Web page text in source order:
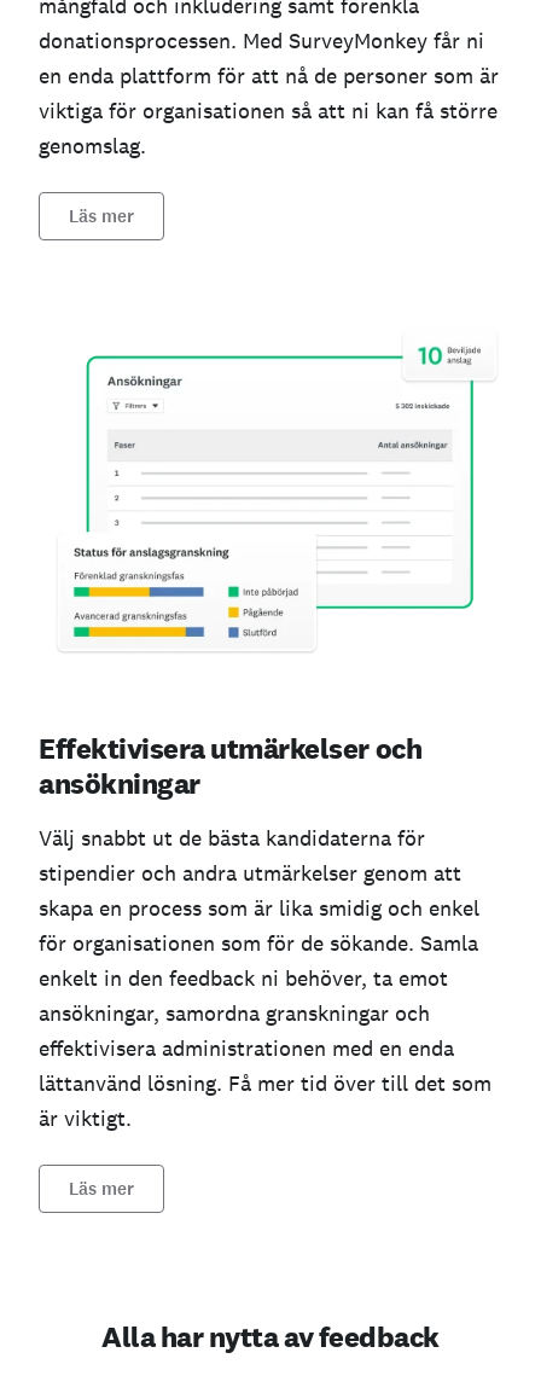
mångfald och inkludering samt förenkla
donationsprocessen. Med SurveyMonkey får ni
en enda plattform för att nå de personer som är
viktiga för organisationen så att ni kan få större
genomslag.
Läs mer
Effektivisera utmärkelser och
ansökningar
Välj snabbt ut de bästa kandidaterna för
stipendier och andra utmärkelser genom att
skapa en process som är lika smidig och enkel
för organisationen som för de sökande. Samla
enkelt in den feedback ni behöver, ta emot
ansökningar, samordna granskningar och
effektivisera administrationen med en enda
lättanvänd lösning. Få mer tid över till det som
är viktigt.
Läs mer
Alla har nytta av feedback